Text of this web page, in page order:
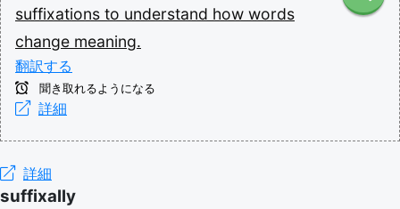
suffixations to understand how words
change meaning.
翻訳する
聞き取れるようになる
詳細
詳細
suffixally